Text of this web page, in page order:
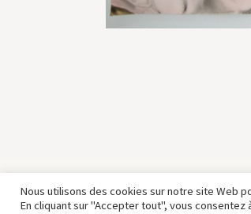
COPYRIGHT © 2007-2025
Nous utilisons des cookies sur notre site Web
En cliquant sur "Accepter tout", vous